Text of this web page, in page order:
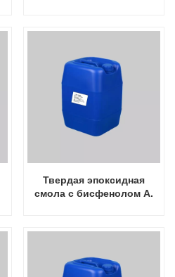
Твердая эпоксидная
смола с бисфенолом А.